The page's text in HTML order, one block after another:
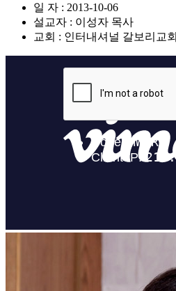
일 자 : 2013-10-06
설교자 : 이성자 목사
교회 : 인터내셔널 갈보리교회